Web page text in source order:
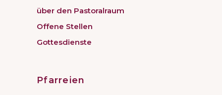
über den Pastoralraum
Offene Stellen
Gottesdienste
Pfarreien